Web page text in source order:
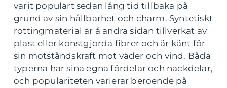
varit populärt sedan lång tid tillbaka på
grund av sin hållbarhet och charm. Syntetiskt
rottingmaterial är å andra sidan tillverkat av
plast eller konstgjorda fibrer och är känt för
sin motståndskraft mot väder och vind. Båda
typerna har sina egna fördelar och nackdelar,
och populariteten varierar beroende på